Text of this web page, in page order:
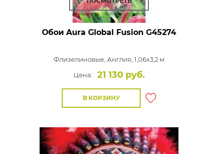
Обои Aura Global Fusion G45274
Флизелиновые, Англия, 1,06x3,2 м
Цена:
21 130 руб.
В КОРЗИНУ